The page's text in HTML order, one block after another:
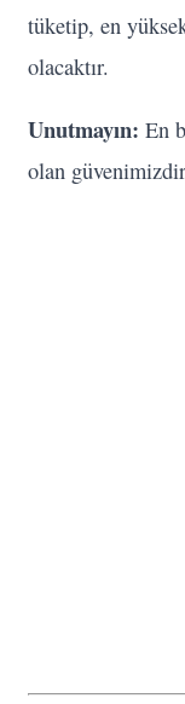
tüketip, en
olacaktır.
Unutmayın: En
olan